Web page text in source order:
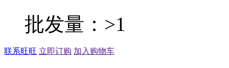
批发量：>1
联系旺旺 立即订购 加入购物车